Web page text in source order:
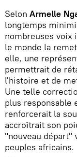
Selon Armelle
longtemps
nombreuses voix
le monde la
elle, une
permettrait de
l'histoire et de
Une telle
plus responsable
renforcerait la
accroîtrait son
"nouveau départ"
peuples africains.